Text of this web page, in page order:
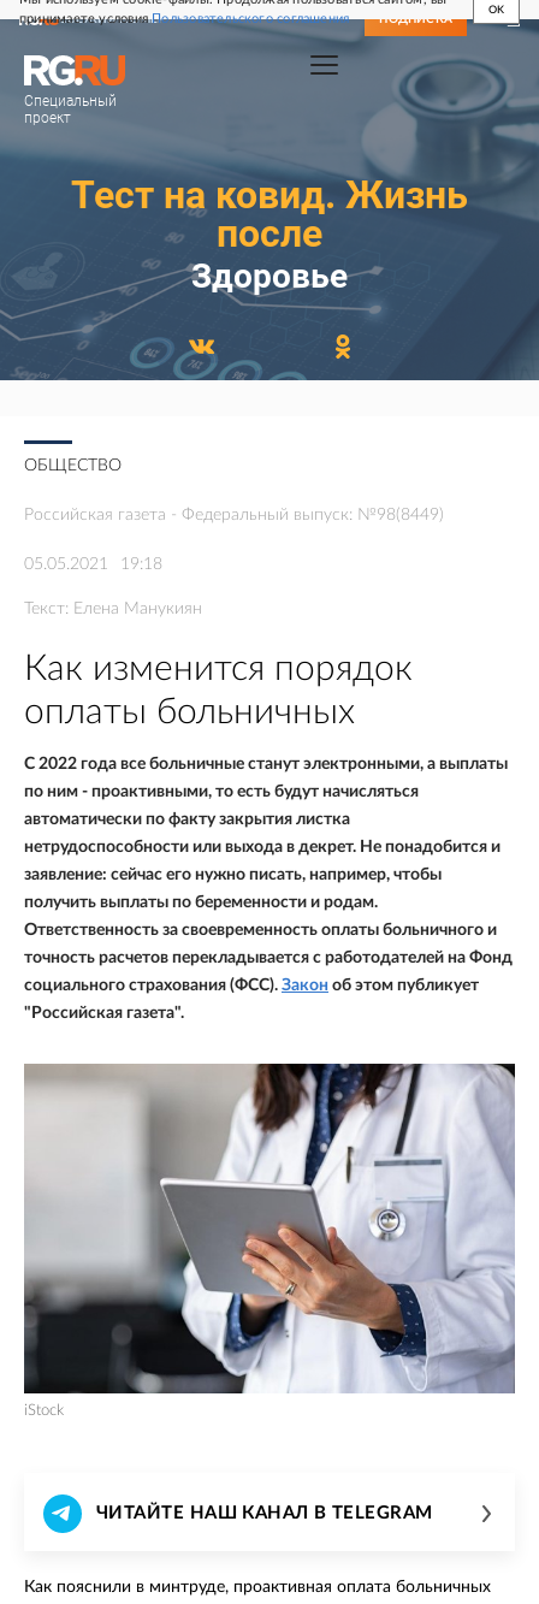
принимаете условияПользовательского соглашения
OK
СВЕЖИЙ НОМЕР ПОДПИСКА
Специальный
проект
Тест на ковид. Жизнь
после
Здоровье
ОБЩЕСТВО
Российская газета - Федеральный выпуск: №98(8449)
05.05.2021 19:18
Текст: Елена Манукиян
Как изменится порядок
оплаты больничных
С 2022 года все больничные станут электронными, а выплаты
по ним - проактивными, то есть будут начисляться
автоматически по факту закрытия листка
нетрудоспособности или выхода в декрет. Не понадобится и
заявление: сейчас его нужно писать, например, чтобы
получить выплаты по беременности и родам.
Ответственность за своевременность оплаты больничного и
точность расчетов перекладывается с работодателей на Фонд
социального страхования (ФСС). Закон об этом публикует
"Российская газета".
iStock
ЧИТАЙТЕ НАШ КАНАЛ В TELEGRAM
Как пояснили в минтруде, проактивная оплата больничных